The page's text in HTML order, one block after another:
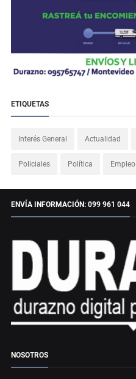
ETIQUETAS
Interés General Actualidad
Policiales Política Empleo
ENVÍA INFORMACIÓN: 099 961 044
NOSOTROS